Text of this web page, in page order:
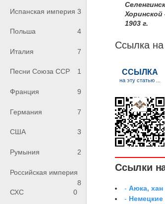
Испанская империя 3
Польша 4
Италия 7
Песни Союза ССР 1
Франция 9
Германия 7
США 3
Румыния 2
Российская империя
8
СХС
0
1903 г.
Ссылка
Ссылки
-Аюка, хан
-